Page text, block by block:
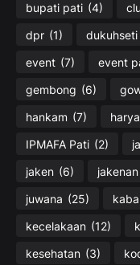
bupati pati (4)
dpr (1) dukuhseti
event (7) event
gembong (6)
hankam (7)
IPMAFA Pati (2)
jaken (6) jakenan
juwana (25)
kecelakaan (12)
kesehatan (3)